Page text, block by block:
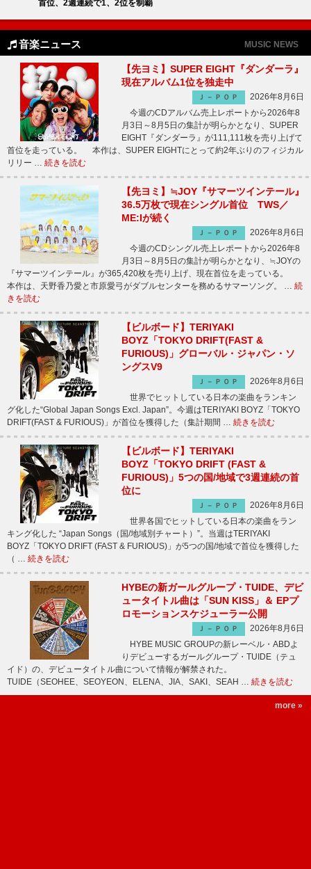
首位、2週連続で1、2位を制覇
音楽ニュース MUSIC NEWS
【先ヨミ】SUPER EIGHT『ダンダーラ』
現在アルバム1位を独走中
Ｊ－ＰＯＰ
2026年8月6日
今週のCDアルバム売上レポートから2026年8
月3日～8月5日の集計が明らかとなり、SUPER
EIGHT『ダンダーラ』が111,111枚を売り上げて
首位を走っている。 本作は、SUPER EIGHTにとって約2年ぶりのフィジカル
リリー … 続きを読む
【先ヨミ】≒JOY『サマーツインテール』
36.5万枚で現在シングル首位 TWS／
ME:Iが続く
Ｊ－ＰＯＰ
2026年8月6日
今週のCDシングル売上レポートから2026年8
月3日～8月5日の集計が明らかとなり、≒JOYの
『サマーツインテール』が365,420枚を売り上げ、現在首位を走っている。
本作は、天野香乃愛と市原愛弓がダブルセンターを務めるサマーソング。 … 続
きを読む
【ビルボード】TERIYAKI
BOYZ「TOKYO DRIFT(FAST &
FURIOUS)」グローバル・ジャパン・ソ
ングスV9
Ｊ－ＰＯＰ
2026年8月6日
世界でヒットしている日本の楽曲をランキン
グ化した“Global Japan Songs Excl. Japan”。今週はTERIYAKI BOYZ「TOKYO
DRIFT(FAST & FURIOUS)」が首位を獲得した（集計期間 … 続きを読む
【ビルボード】TERIYAKI
BOYZ「TOKYO DRIFT (FAST &
FURIOUS)」5つの国/地域で3週連続の首
位に
Ｊ－ＰＯＰ
2026年8月6日
世界各国でヒットしている日本の楽曲をラン
キング化した “Japan Songs（国/地域別チャート）”。当週はTERIYAKI
BOYZ「TOKYO DRIFT (FAST & FURIOUS)」が5つの国/地域で首位を獲得した
（ … 続きを読む
HYBEの新ガールグループ・TUIDE、デビ
ュータイトル曲は「SUN KISS」＆ EPプ
ロモーションスケジューラー公開
Ｊ－ＰＯＰ
2026年8月6日
HYBE MUSIC GROUPの新レーベル・ABDよ
りデビューするガールグループ・TUIDE（テュ
イド）の、デビュータイトル曲について情報が解禁された。
TUIDE（SEOHEE、SEOYEON、ELENA、JIA、SAKI、SEAH … 続きを読む
more »